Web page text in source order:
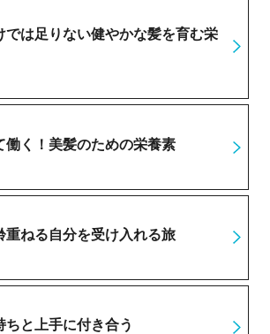
では足りない健やかな髪を育む栄
働く！美髪のための栄養素
重ねる自分を受け入れる旅
ちと上手に付き合う